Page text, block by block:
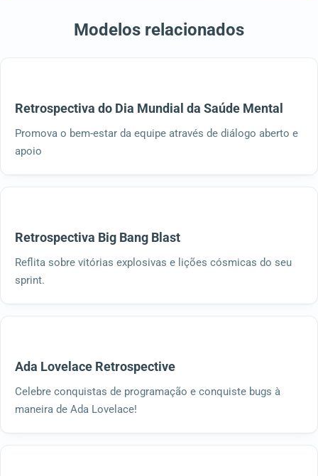
Modelos relacionados
Retrospectiva do Dia Mundial da Saúde Mental
Promova o bem-estar da equipe através de diálogo aberto e
apoio
Retrospectiva Big Bang Blast
Reflita sobre vitórias explosivas e lições cósmicas do seu
sprint.
Ada Lovelace Retrospective
Celebre conquistas de programação e conquiste bugs à
maneira de Ada Lovelace!